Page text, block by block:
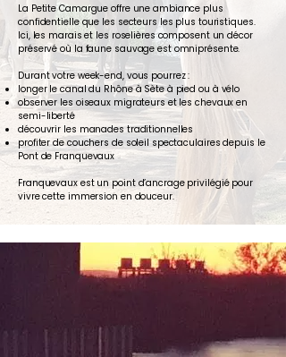
La Petite Camargue offre une ambiance plus
confidentielle que les secteurs les plus touristiques.
Ici, les marais et les roselières composent un décor
préservé où la faune sauvage est omniprésente.
Durant votre week-end, vous pourrez :
longer le canal du Rhône à Sète à pied ou à vélo
observer les oiseaux migrateurs et les chevaux en
semi-liberté
découvrir les manades traditionnelles
profiter de couchers de soleil spectaculaires depuis le
Pont de Franquevaux
Franquevaux est un point d’ancrage privilégié pour
vivre cette immersion en douceur.